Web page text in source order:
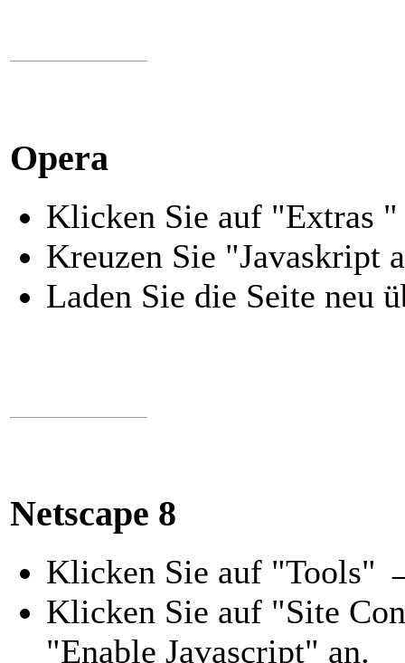
Opera
Klicken Sie auf "Extras
Kreuzen Sie "Javaskript
Laden Sie die Seite neu
Netscape 8
Klicken Sie auf "Tools"
Klicken Sie auf "Site
"Enable Javascript" an.